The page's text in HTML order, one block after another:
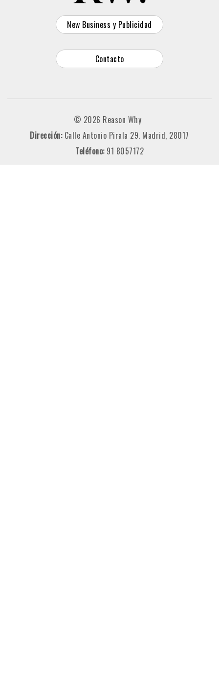
New Business y Publicidad
Contacto
© 2026 Reason Why
Dirección: Calle Antonio Pirala 29. Madrid, 28017
Teléfono: 91 8057172